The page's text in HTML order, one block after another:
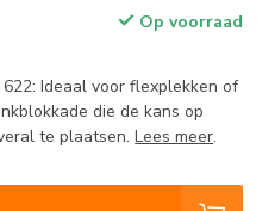
Op voorraad
Ideaal voor flexplekken of
die de kans op
te plaatsen.Lees meer.